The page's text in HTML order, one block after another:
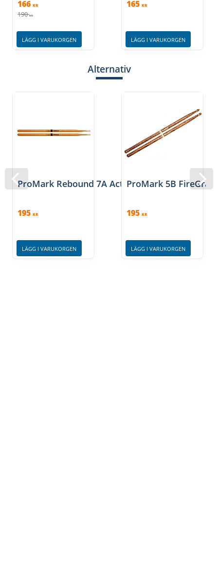
166 KR
190 KR
LÄGG I VARUKORGEN
165 KR
LÄGG I VARUKORGEN
Alternativ
ProMark Rebound 7A ActiveGrip - Clear
195 KR
LÄGG I VARUKORGEN
ProMark 5B
195 KR
LÄGG I VARUKORGEN